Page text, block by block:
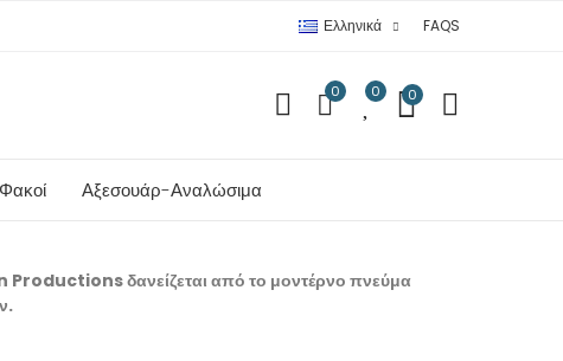
Ελληνικά FAQS
0 0 0
Αξεσουάρ-Αναλώσιμα
δανείζεται από το μοντέρνο πνεύμα